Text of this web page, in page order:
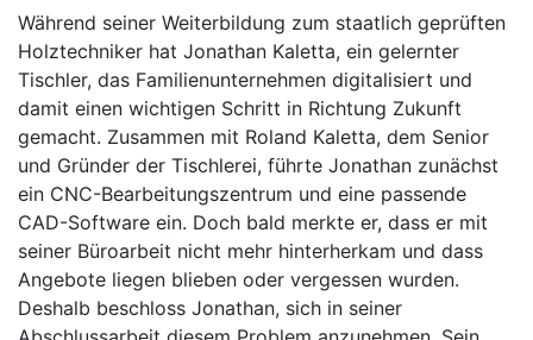
Während seiner Weiterbildung zum staatlich geprüften
Holztechniker hat Jonathan Kaletta, ein gelernter
Tischler, das Familienunternehmen digitalisiert und
damit einen wichtigen Schritt in Richtung Zukunft
gemacht. Zusammen mit Roland Kaletta, dem Senior
und Gründer der Tischlerei, führte Jonathan zunächst
ein CNC-Bearbeitungszentrum und eine passende
CAD-Software ein. Doch bald merkte er, dass er mit
seiner Büroarbeit nicht mehr hinterherkam und dass
Angebote liegen blieben oder vergessen wurden.
Deshalb beschloss Jonathan, sich in seiner